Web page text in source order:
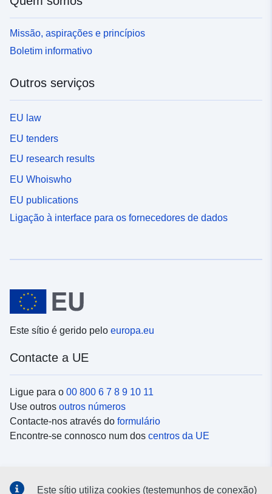
Missão, aspirações e princípios
Boletim informativo
Outros serviços
EU law
EU tenders
EU research results
EU Whoiswho
EU publications
Ligação à interface para os fornecedores de dados
Este sítio é gerido pelo europa.eu
Contacte a UE
Ligue para o 00 800 6 7 8 9 10 11
Use outros outros números
Contacte-nos através do formulário
Encontre-se connosco num dos centros da UE
Este sítio utiliza cookies (testemunhos de conexão)